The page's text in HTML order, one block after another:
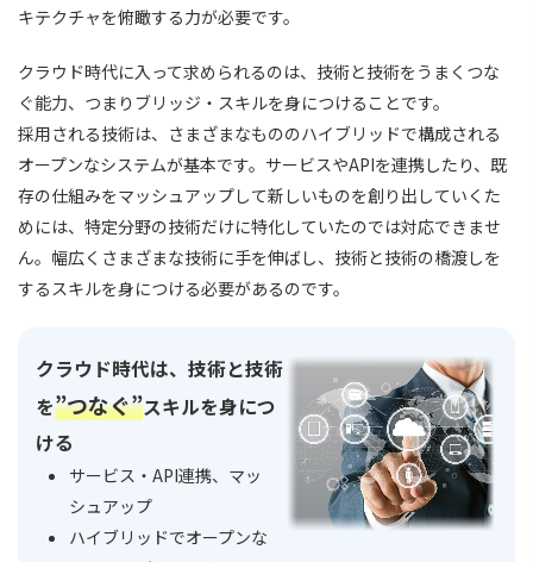
キテクチャを俯瞰する力が必要です。
クラウド時代に入って求められるのは、技術と技術をうまくつな
ぐ能力、つまりブリッジ・スキルを身につけることです。
採用される技術は、さまざまなもののハイブリッドで構成される
オープンなシステムが基本です。サービスやAPIを連携したり、既
存の仕組みをマッシュアップして新しいものを創り出していくた
めには、特定分野の技術だけに特化していたのでは対応できませ
ん。幅広くさまざまな技術に手を伸ばし、技術と技術の橋渡しを
するスキルを身につける必要があるのです。
クラウド時代は、技術と技術
を”つなぐ”スキルを身につ
ける
サービス・API連携、マッ
シュアップ
ハイブリッドでオープンな